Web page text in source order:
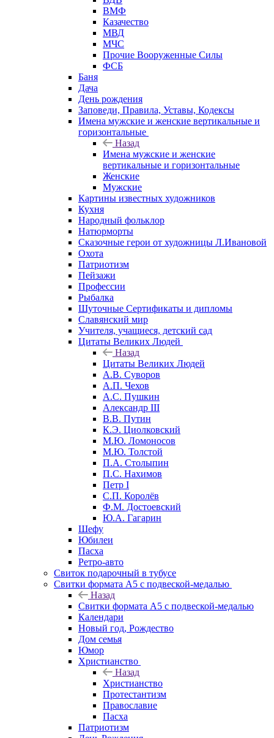
ВМФ
Казачество
МВД
МЧС
Прочие Вооруженные Силы
ФСБ
Баня
Дача
День рождения
Заповеди, Правила, Уставы, Кодексы
Имена мужские и женские вертикальные и
горизонтальные
Назад
Имена мужские и женские
вертикальные и горизонтальные
Женские
Мужские
Картины известных художников
Кухня
Народный фольклор
Натюрморты
Сказочные герои от художницы Л.Ивановой
Охота
Патриотизм
Пейзажи
Профессии
Рыбалка
Шуточные Сертификаты и дипломы
Славянский мир
Учителя, учащиеся, детский сад
Цитаты Великих Людей
Назад
Цитаты Великих Людей
А.В. Суворов
А.П. Чехов
А.С. Пушкин
Александр III
В.В. Путин
К.Э. Циолковский
М.Ю. Ломоносов
М.Ю. Толстой
П.А. Столыпин
П.С. Нахимов
Петр I
С.П. Королёв
Ф.М. Достоевский
Ю.А. Гагарин
Шефу
Юбилеи
Пасха
Ретро-авто
Свиток подарочный в тубусе
Свитки формата А5 с подвеской-медалью
Назад
Свитки формата А5 с подвеской-медалью
Календари
Новый год, Рождество
Дом семья
Юмор
Христианство
Назад
Христианство
Протестантизм
Православие
Пасха
Патриотизм